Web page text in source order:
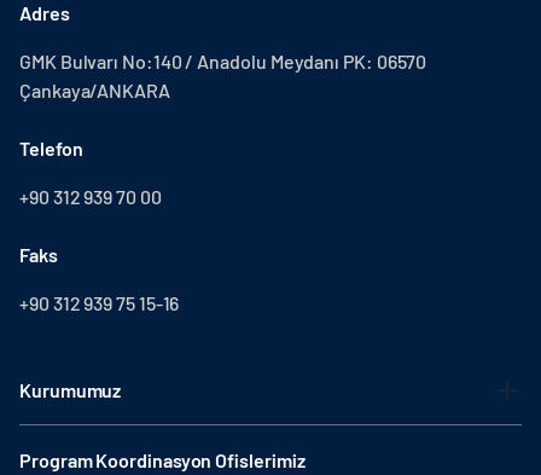
Adres
GMK Bulvarı No:140 / Anadolu Meydanı PK: 06570
Çankaya/ANKARA
Telefon
+90 312 939 70 00
Faks
+90 312 939 75 15-16
Kurumumuz
Program Koordinasyon Ofislerimiz